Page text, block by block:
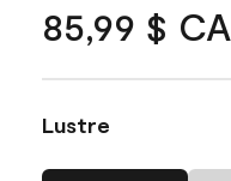
85,99 $ CA
Lustre